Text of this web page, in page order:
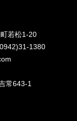
若松1-20
1380
常643-1